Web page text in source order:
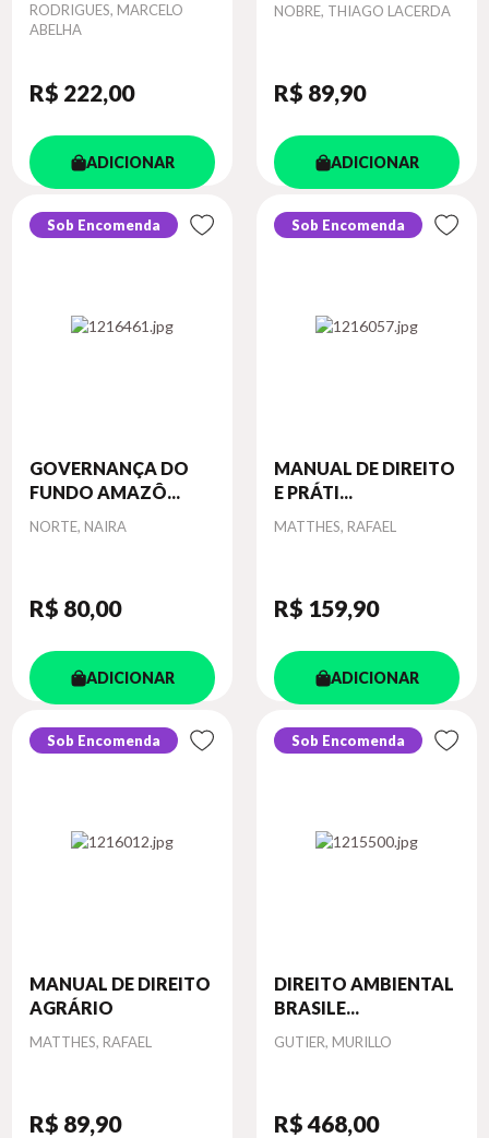
Autor
RODRIGUES, MARCELO
ABELHA
R$ 222,00
ADICIONAR
Autor
NOBRE, THIAGO LACERDA
R$ 89,90
ADICIONAR
Sob Encomenda
GOVERNANÇA DO
FUNDO AMAZÔ...
Autor
NORTE, NAIRA
R$ 80,00
ADICIONAR
Sob Encomenda
MANUAL DE DIREITO
E PRÁTI...
Autor
MATTHES, RAFAEL
R$ 159,90
ADICIONAR
Sob Encomenda
MANUAL DE DIREITO
AGRÁRIO
Autor
MATTHES, RAFAEL
R$ 89,90
Sob Encomenda
DIREITO AMBIENTAL
BRASILE...
Autor
GUTIER, MURILLO
R$ 468,00